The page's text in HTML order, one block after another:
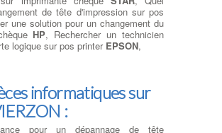
de tête d'impression sur pos
une solution pour un changement du
HP, Rechercher un technicien
logique sur pos printer EPSON,
informatiques sur
:
pour un dépannage de tête